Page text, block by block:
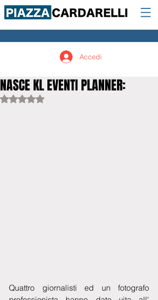
Accedi
NASCE KL EVENTI PLANNER:
Valutazione NaN stelle su 5.
Quattro giornalisti ed un fotografo